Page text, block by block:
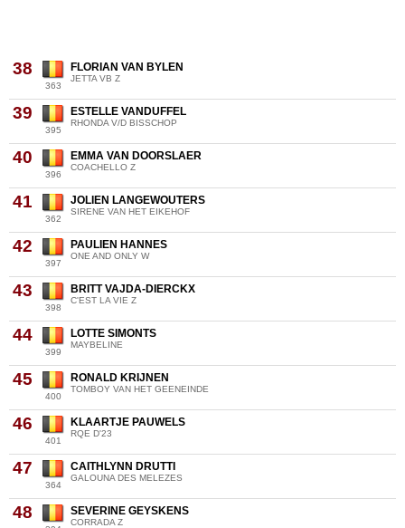
38
363
FLORIAN VAN BYLEN
JETTA VB Z
39
395
ESTELLE VANDUFFEL
RHONDA V/D BISSCHOP
40
396
EMMA VAN DOORSLAER
COACHELLO Z
41
362
JOLIEN LANGEWOUTERS
SIRENE VAN HET EIKEHOF
42
397
PAULIEN HANNES
ONE AND ONLY W
43
398
BRITT VAJDA-DIERCKX
C'EST LA VIE Z
44
399
LOTTE SIMONTS
MAYBELINE
45
400
RONALD KRIJNEN
TOMBOY VAN HET GEENEINDE
46
401
KLAARTJE PAUWELS
RQE D'23
47
364
CAITHLYNN DRUTTI
GALOUNA DES MELEZES
48 SEVERINE GEYSKENS
CORRADA Z